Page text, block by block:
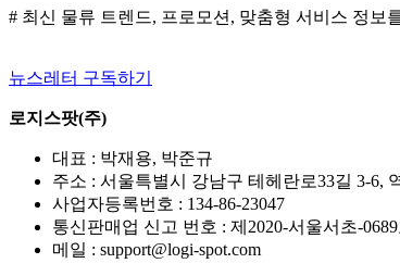
기
# 최신 물류 트렌드, 프로모션, 맞춤형 서비스 정보
뉴스레터 구독하기
로지스팟(주)
대표 : 박재용, 박준규
주소 : 서울특별시 강남구 테헤란로33길 3-6,
사업자등록번호 : 134-86-23047
통신판매업 신고 번호 : 제2020-서울서초-0689
메일 : support@logi-spot.com